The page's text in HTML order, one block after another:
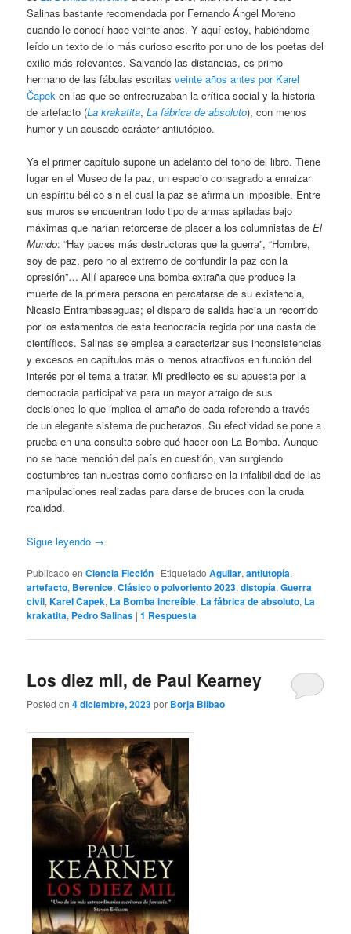
Salinas bastante recomendada por Fernando Ángel Moreno
cuando le conocí hace veinte años. Y aquí estoy, habiéndome
leído un texto de lo más curioso escrito por uno de los poetas del
exilio más relevantes. Salvando las distancias, es primo
hermano de las fábulas escritasveinte años antes por Karel
Čapek en las que se entrecruzaban la crítica social y la historia
de artefacto (La krakatita,La fábrica de absoluto), con menos
humor y un acusado carácter antiutópico.
Ya el primer capítulo supone un adelanto del tono del libro. Tiene
lugar en el Museo de la paz, un espacio consagrado a enraizar
un espíritu bélico sin el cual la paz se afirma un imposible. Entre
sus muros se encuentran todo tipo de armas apiladas bajo
máximas que harían retorcerse de placer a los columnistas deEl
Mundo: “Hay paces más destructoras que la guerra”, “Hombre,
soy de paz, pero no al extremo de confundir la paz con la
opresión”… Allí aparece una bomba extraña que produce la
muerte de la primera persona en percatarse de su existencia,
Nicasio Entrambasaguas; el disparo de salida hacia un recorrido
por los estamentos de esta tecnocracia regida por una casta de
científicos. Salinas se emplea a caracterizar sus inconsistencias
y excesos en capítulos más o menos atractivos en función del
interés por el tema a tratar. Mi predilecto es su apuesta por la
democracia participativa para un mayor arraigo de sus
decisiones lo que implica el amaño de cada referendo a través
de un elegante sistema de pucherazos. Su efectividad se pone a
prueba en una consulta sobre qué hacer con La Bomba. Aunque
no se hace mención del país en cuestión, van surgiendo
costumbres tan nuestras como confiarse en la infalibilidad de las
manipulaciones realizadas para darse de bruces con la cruda
realidad.
Sigue leyendo →
Publicado en Ciencia Ficción | Etiquetado Aguilar,antiutopía,
artefacto, Berenice,Clásico o polvoriento 2023,distopía,Guerra
civil,Karel Čapek, La Bomba increíble, La fábrica de absoluto, La
krakatita, Pedro Salinas |1 Respuesta
Los diez mil, de Paul Kearney
Posted on4 diciembre, 2023por Borja Bilbao